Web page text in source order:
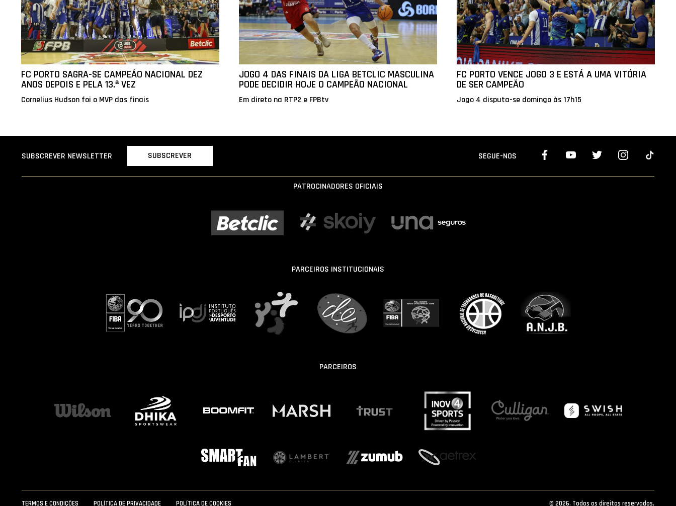
FC PORTO SAGRA-SE CAMPEÃO NACIONAL DEZ
ANOS DEPOIS E PELA 13.ª VEZ
Cornelius Hudson foi o MVP das finais
JOGO 4 DAS FINAIS DA LIGA BETCLIC MASCULINA
PODE DECIDIR HOJE O CAMPEÃO NACIONAL
Em direto na RTP2 e FPBtv
FC PORTO VENCE JOGO 3 E ESTÁ A UMA VITÓRIA
DE SER CAMPEÃO
Jogo 4 disputa-se domingo às 17h15
SUBSCREVER NEWSLETTER SUBSCREVER SEGUE-NOS
PATROCINADORES OFICIAIS
PARCEIROS INSTITUCIONAIS
PARCEIROS
TERMOS E CONDIÇÕES POLÍTICA DE PRIVACIDADE POLÍTICA DE COOKIES © 2026. Todos os direitos reservados.